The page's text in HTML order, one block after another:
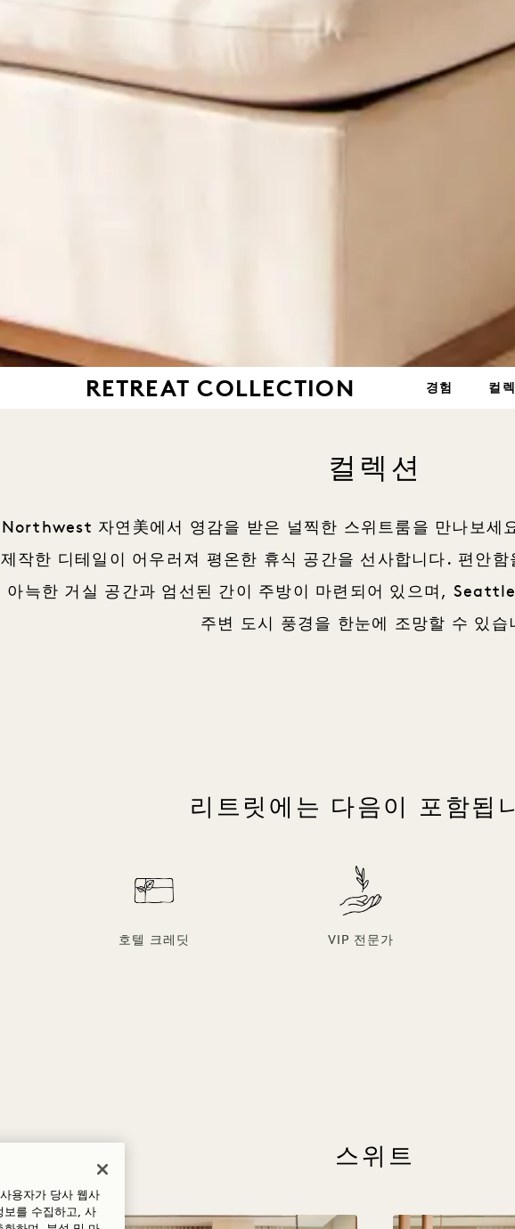
RETREAT COLLECTION 경험 컬
컬렉션
자연美에서 영감을 받은 널찍한 스위트룸을 만나보세
작한 디테일이 어우러져 평온한 휴식 공간을 선사합니다. 편안
아늑한 거실 공간과 엄선된 간이 주방이 마련되어 있으며,
주변 도시 풍경을 한눈에 조망할 수 있습
리트릿에는 다음이 포함됩
호텔 크레딧 VIP 전문가
스위트
용자가 당사 웹사
보를 수집하고, 사